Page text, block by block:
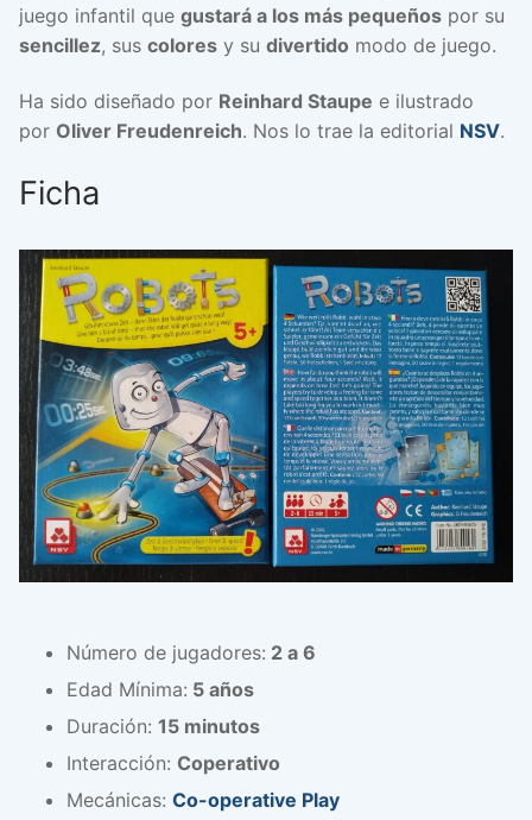
juego infantil que gustará a los más pequeños por su
sencillez, sus colores y su divertido modo de juego.
Ha sido diseñado por Reinhard Staupe e ilustrado
por Oliver Freudenreich. Nos lo trae la editorial NSV.
Ficha
Número de jugadores: 2 a 6
Edad Mínima: 5 años
Duración: 15 minutos
Interacción: Coperativo
Mecánicas: Co-operative Play